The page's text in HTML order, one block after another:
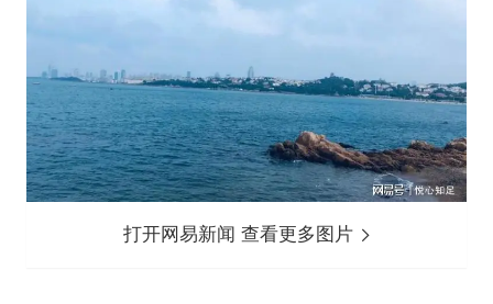
打开网易新闻 查看更多图片